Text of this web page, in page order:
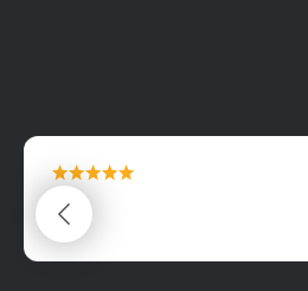
maximální spokojenost
22.06.2025